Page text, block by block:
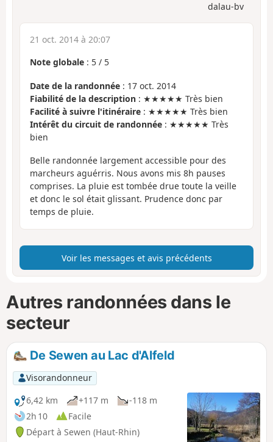
dalau-bv
21 oct. 2014 à 20:07
Note globale : 5 / 5
Date de la randonnée : 17 oct. 2014
Fiabilité de la description : ★★★★★ Très bien
Facilité à suivre l'itinéraire : ★★★★★ Très bien
Intérêt du circuit de randonnée : ★★★★★ Très
bien
Belle randonnée largement accessible pour des
marcheurs aguérris. Nous avons mis 8h pauses
comprises. La pluie est tombée drue toute la veille
et donc le sol était glissant. Prudence donc par
temps de pluie.
Voir les messages et avis précédents
Autres randonnées dans le
secteur
De Sewen au Lac d'Alfeld
Visorandonneur
6,42 km
+117 m
-118 m
2h 10
Facile
Départ à Sewen (Haut-Rhin)